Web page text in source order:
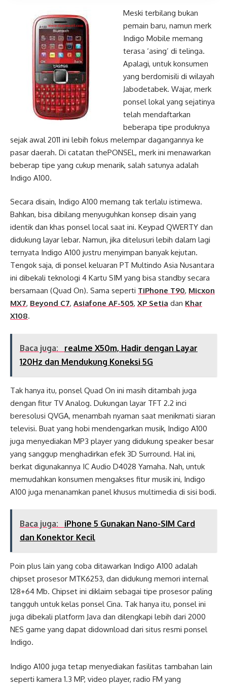
Meski terbilang bukan
pemain baru, namun merk
Indigo Mobile memang
terasa ‘asing’ di telinga.
Apalagi, untuk konsumen
yang berdomisili di wilayah
Jabodetabek. Wajar, merk
ponsel lokal yang sejatinya
telah mendaftarkan
beberapa tipe produknya
sejak awal 2011 ini lebih fokus melempar dagangannya ke
pasar daerah. Di catatan thePONSEL, merk ini menawarkan
beberap tipe yang cukup menarik, salah satunya adalah
Indigo A100.
Secara disain, Indigo A100 memang tak terlalu istimewa.
Bahkan, bisa dibilang menyuguhkan konsep disain yang
identik dan khas ponsel local saat ini. Keypad QWERTY dan
didukung layar lebar. Namun, jika ditelusuri lebih dalam lagi
ternyata Indigo A100 justru menyimpan banyak kejutan.
Tengok saja, di ponsel keluaran PT Multindo Asia Nusantara
ini dibekali teknologi 4 Kartu SIM yang bisa standby secara
bersamaan (Quad On). Sama seperti TiPhone T90, Micxon
MX7, Beyond C7, Asiafone AF-505, XP Setia dan Khar
X108.
Baca juga:
realme X50m, Hadir dengan Layar
120Hz dan Mendukung Koneksi 5G
Tak hanya itu, ponsel Quad On ini masih ditambah juga
dengan fitur TV Analog. Dukungan layar TFT 2.2 inci
beresolusi QVGA, menambah nyaman saat menikmati siaran
televisi. Buat yang hobi mendengarkan musik, Indigo A100
juga menyediakan MP3 player yang didukung speaker besar
yang sanggup menghadirkan efek 3D Surround. Hal ini,
berkat digunakannya IC Audio D4028 Yamaha. Nah, untuk
memudahkan konsumen mengakses fitur musik ini, Indigo
A100 juga menanamkan panel khusus multimedia di sisi bodi.
Baca juga:
iPhone 5 Gunakan Nano-SIM Card
dan Konektor Kecil
Poin plus lain yang coba ditawarkan Indigo A100 adalah
chipset prosesor MTK6253, dan didukung memori internal
128+64 Mb. Chipset ini diklaim sebagai tipe prosesor paling
tangguh untuk kelas ponsel Cina. Tak hanya itu, ponsel ini
juga dibekali platform Java dan dilengkapi lebih dari 2000
NES game yang dapat didownload dari situs resmi ponsel
Indigo.
Indigo A100 juga tetap menyediakan fasilitas tambahan lain
seperti kamera 1.3 MP, video player, radio FM yang